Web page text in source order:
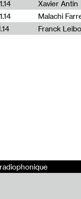
Xavier Antin
Malachi
Franck